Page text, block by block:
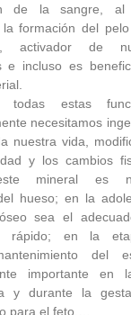
de la sangre, al
formación del
activador de
e incluso es
todas estas
necesitamos
nuestra vida,
y los cambios
mineral es
hueso; en la
sea el
rápido; en la
del
importante en
y durante la
para el feto.…